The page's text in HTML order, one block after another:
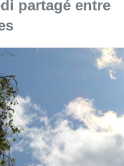
"Météo : un vendredi
s’est
par le PAOK
aller